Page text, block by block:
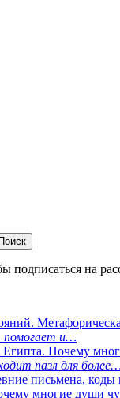
подписаться на
помогает и…
Египта. Почему
пазл для более…
письмена,
многие души